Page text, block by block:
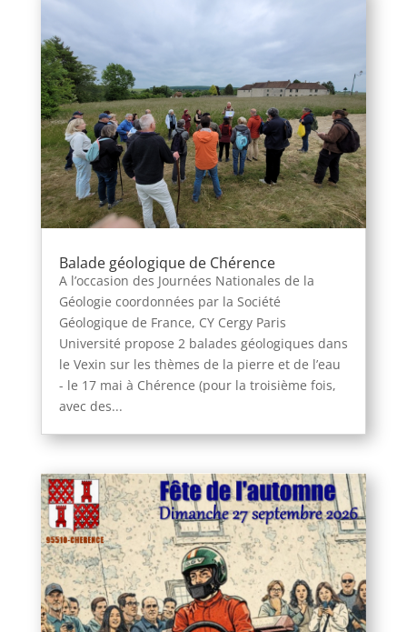
Balade géologique de Chérence
A l’occasion des Journées Nationales de la
Géologie coordonnées par la Société
Géologique de France, CY Cergy Paris
Université propose 2 balades géologiques dans
le Vexin sur les thèmes de la pierre et de l’eau
- le 17 mai à Chérence (pour la troisième fois,
avec des...